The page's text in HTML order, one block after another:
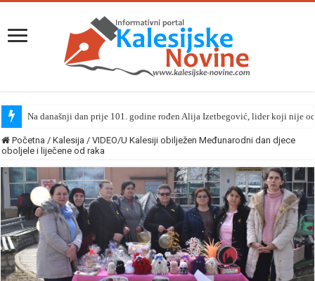
Na današnji dan prije 101. godine rođen Alija Izetbegović, lider koji nije
Početna / Kalesija / VIDEO/U Kalesiji obilježen Međunarodni dan djece
oboljele i liječene od raka